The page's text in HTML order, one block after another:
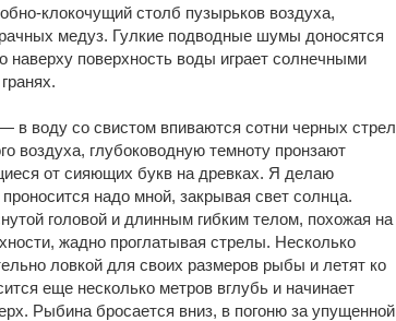
клокочущий столб пузырьков воздуха,
медуз. Гулкие подводные шумы доносятся
наверху поверхность воды играет солнечными
в воду со свистом впиваются сотни черных стрел
воздуха, глубоководную темноту пронзают
от сияющих букв на древках. Я делаю
надо мной, закрывая свет солнца.
головой и длинным гибким телом, похожая на
жадно проглатывая стрелы. Несколько
ловкой для своих размеров рыбы и летят ко
еще несколько метров вглубь и начинает
Рыбина бросается вниз, в погоню за упущенной